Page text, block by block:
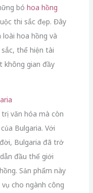
bó hoa hồng
thi sắc đẹp. Đây
hoa hồng và
thể hiện tài
không gian đầy
văn hóa mà còn
Bulgaria. Với
Bulgaria đã trở
đầu thế giới
Sản phẩm này
cho ngành công